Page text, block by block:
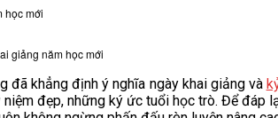
học mới
giảng năm học mới
khẳng định ý nghĩa ngày khai giảng và
đẹp, những ký ức tuổi học trò. Để